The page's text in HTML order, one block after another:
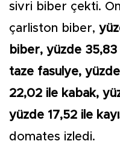
sivri biber çekti.
çarliston biber,
biber, yüzde 35,83
taze fasulye,
22,02 ile kabak,
yüzde 17,52 ile
domates izledi.